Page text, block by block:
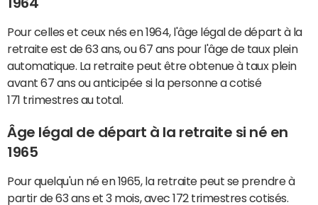
Pour celles et ceux nés en 1964, l'âge légal de départ à la
retraite est de 63 ans, ou 67 ans pour l'âge de taux plein
automatique. La retraite peut être obtenue à taux plein
avant 67 ans ou anticipée si la personne a cotisé
171 trimestres au total.
Âge légal de départ à la retraite si né en
1965
Pour quelqu'un né en 1965, la retraite peut se prendre à
partir de 63 ans et 3 mois, avec 172 trimestres cotisés.